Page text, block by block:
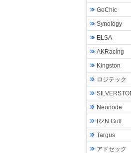
GeChic
Synology
ELSA
AKRacing
Kingston
ロジテック
Neonode
RZN Golf
Targus
アドセック